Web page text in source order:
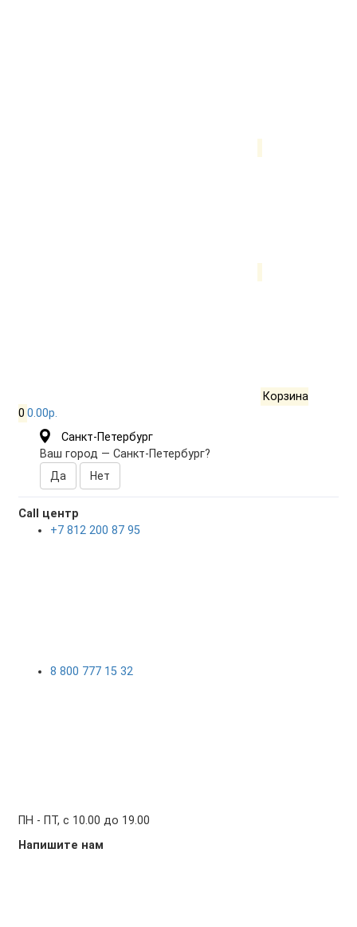
Корзина
0 0.00р.
Санкт-Петербург
Ваш город — Санкт-Петербург?
Call центр
+7 812 200 87 95
8 800 777 15 32
ПН - ПТ, с 10.00 до 19.00
Напишите нам